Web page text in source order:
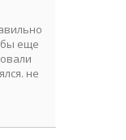
бы еще
не